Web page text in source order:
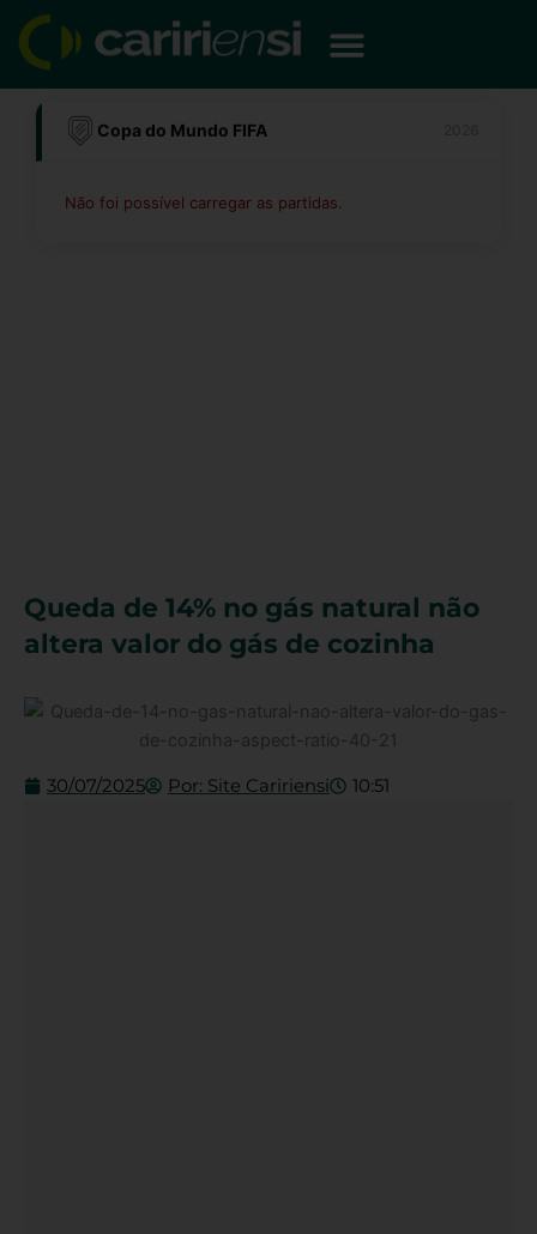
para
conteúdo
Copa do Mundo FIFA
Não foi possível carregar as partidas.
Queda de 14% no gás natural não
altera valor do gás de cozinha
30/07/2025 Por: Site Caririensi 10:51